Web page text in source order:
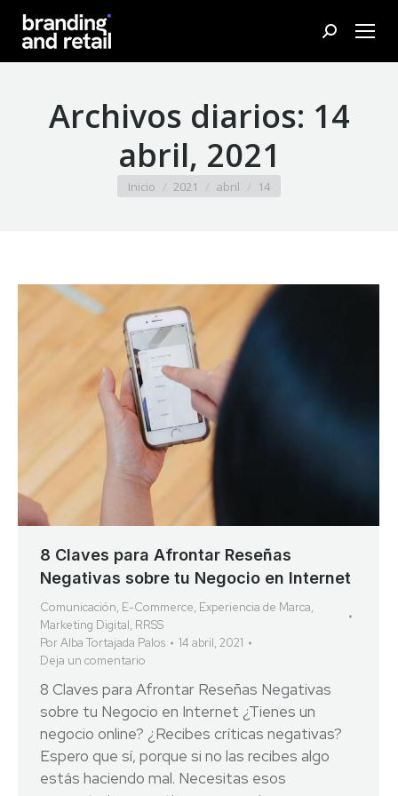
Buscar:
Archivos diarios: 14
abril, 2021
Estás aquí:
Inicio 2021 abril 14
8 Claves para Afrontar Reseñas
Negativas sobre tu Negocio en Internet
Comunicación, E-Commerce, Experiencia de Marca,
Marketing Digital, RRSS
PorAlba Tortajada Palos
14 abril, 2021
Deja un comentario
8 Claves para Afrontar Reseñas Negativas
sobre tu Negocio en Internet ¿Tienes un
negocio online? ¿Recibes críticas negativas?
Espero que sí, porque si no las recibes algo
estás haciendo mal. Necesitas esos